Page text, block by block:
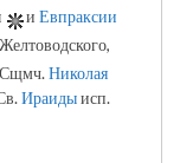
и Евпраксии
Николая
Ираидыисп.